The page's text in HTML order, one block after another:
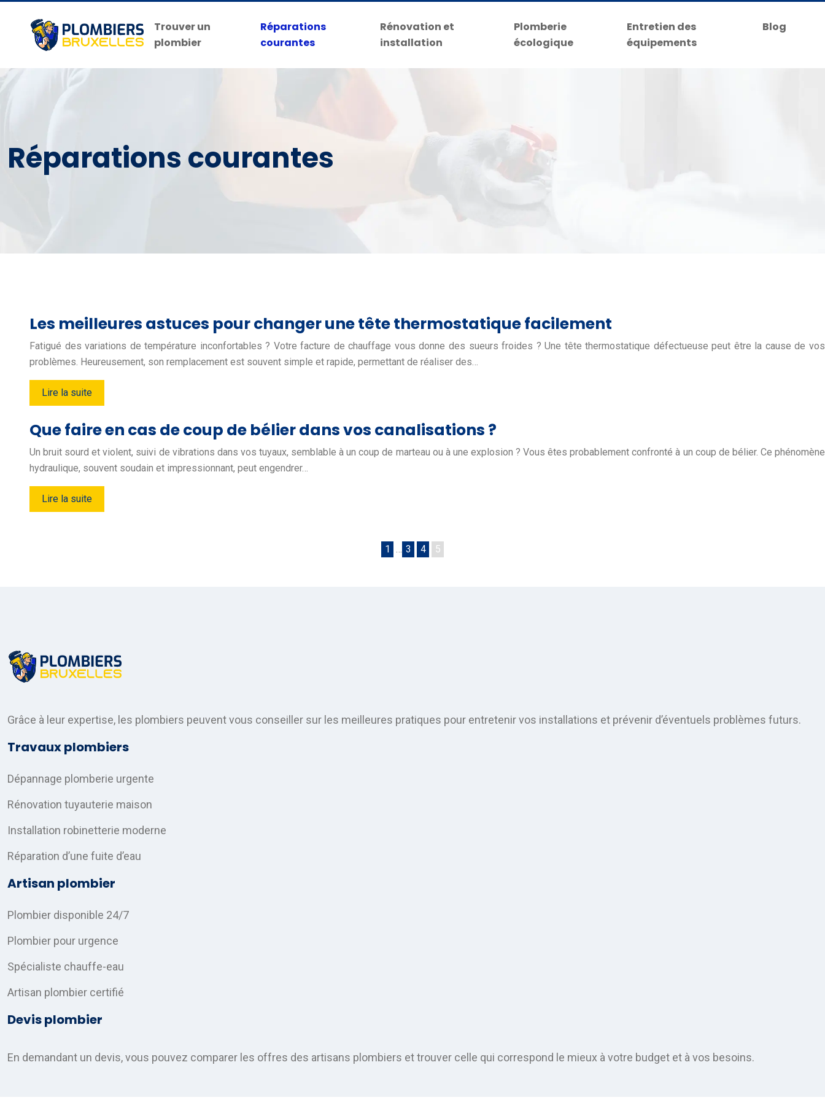
Trouver un
plombier
Réparations
courantes
Rénovation et
installation
Plomberie
écologique
Entretien des
équipements
Blog
Réparations courantes
Les meilleures astuces pour changer une tête thermostatique facilement
Fatigué des variations de température inconfortables ? Votre facture de chauffage vous donne des sueurs froides ? Une tête thermostatique défectueuse peut être la cause de vos
problèmes. Heureusement, son remplacement est souvent simple et rapide, permettant de réaliser des…
Lire la suite
Que faire en cas de coup de bélier dans vos canalisations ?
Un bruit sourd et violent, suivi de vibrations dans vos tuyaux, semblable à un coup de marteau ou à une explosion ? Vous êtes probablement confronté à un coup de bélier. Ce phénomène
hydraulique, souvent soudain et impressionnant, peut engendrer…
Lire la suite
1 … 3 4 5
Grâce à leur expertise, les plombiers peuvent vous conseiller sur les meilleures pratiques pour entretenir vos installations et prévenir d’éventuels problèmes futurs.
Travaux plombiers
Dépannage plomberie urgente
Rénovation tuyauterie maison
Installation robinetterie moderne
Réparation d’une fuite d’eau
Artisan plombier
Plombier disponible 24/7
Plombier pour urgence
Spécialiste chauffe-eau
Artisan plombier certifié
Devis plombier
En demandant un devis, vous pouvez comparer les offres des artisans plombiers et trouver celle qui correspond le mieux à votre budget et à vos besoins.